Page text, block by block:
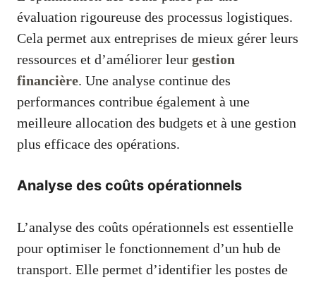
évaluation rigoureuse des processus logistiques.
Cela permet aux entreprises de mieux gérer leurs
ressources et d’améliorer leur gestion
financière. Une analyse continue des
performances contribue également à une
meilleure allocation des budgets et à une gestion
plus efficace des opérations.
Analyse des coûts opérationnels
L’analyse des coûts opérationnels est essentielle
pour optimiser le fonctionnement d’un hub de
transport. Elle permet d’identifier les postes de